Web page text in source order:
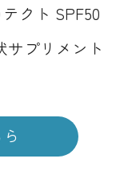
クト SPF50
サプリメント